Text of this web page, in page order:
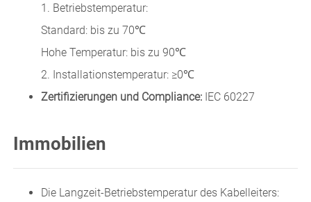
1. Betriebstemperatur:
Standard: bis zu 70℃
Hohe Temperatur: bis zu 90℃
2. Installationstemperatur: ≥0℃
Zertifizierungen und Compliance: IEC 60227
Immobilien
Die Langzeit-Betriebstemperatur des Kabelleiters: